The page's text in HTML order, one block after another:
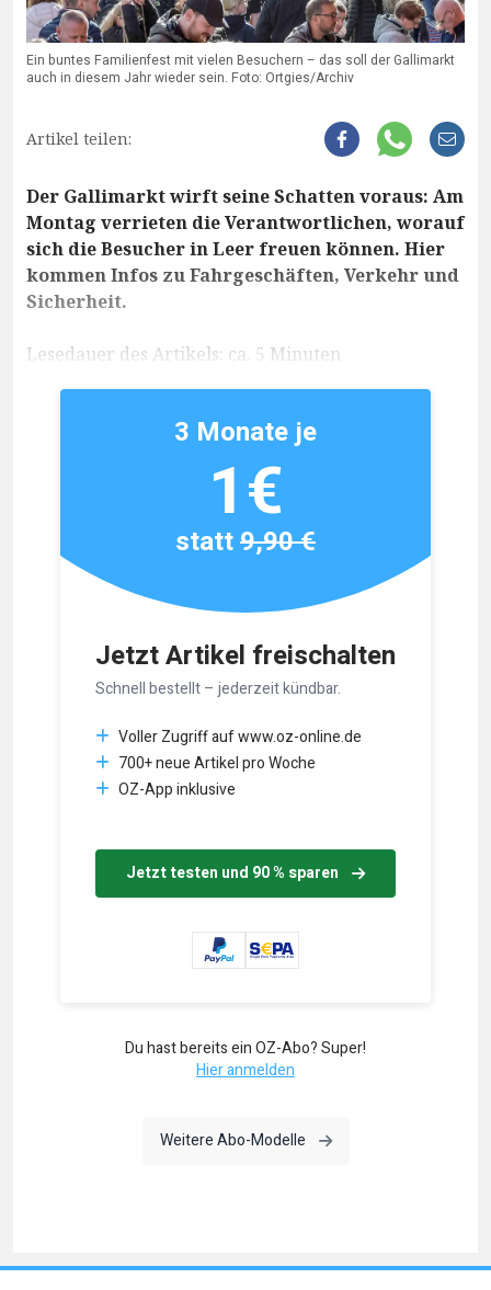
Ein buntes Familienfest mit vielen Besuchern – das soll der Gallimarkt
auch in diesem Jahr wieder sein. Foto: Ortgies/Archiv
Artikel teilen:
Der Gallimarkt wirft seine Schatten voraus: Am
Montag verrieten die Verantwortlichen, worauf
sich die Besucher in Leer freuen können. Hier
kommen Infos zu Fahrgeschäften, Verkehr und
Sicherheit.
Lesedauer des Artikels: ca. 5 Minuten
Jetzt Artikel freischalten
Schnell bestellt – jederzeit kündbar.
Voller Zugriff auf www.oz-online.de
700+ neue Artikel pro Woche
OZ-App inklusive
Jetzt testen und 90 % sparen
3 Monate je
1€
statt9,90 €
Du hast bereits ein OZ-Abo? Super!
Hier anmelden
Weitere Abo-Modelle